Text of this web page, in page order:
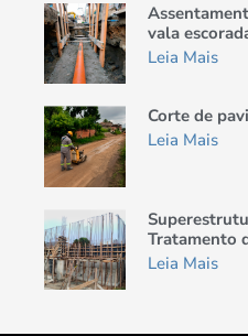
vala
Leia Mais
Corte de
Leia Mais
Tratamento
Leia Mais